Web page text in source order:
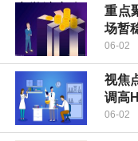
重点
场暂
06-02
视焦
调高
06-02